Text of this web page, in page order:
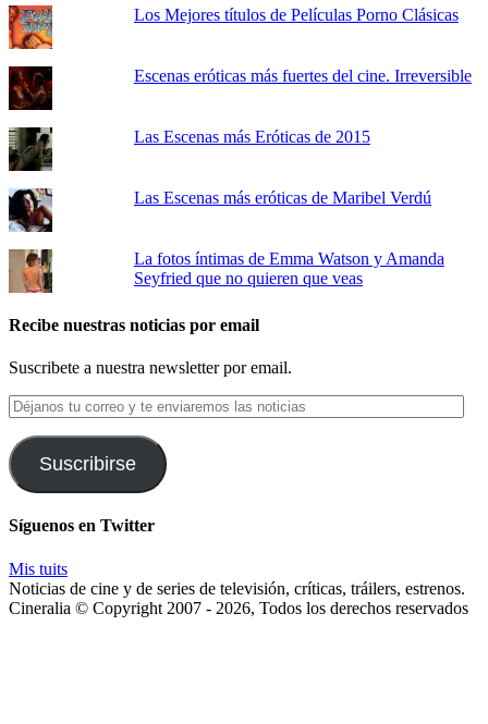
Los Mejores títulos de Películas Porno Clásicas
Escenas eróticas más fuertes del cine. Irreversible
Las Escenas más Eróticas de 2015
Las Escenas más eróticas de Maribel Verdú
La fotos íntimas de Emma Watson y Amanda
Seyfried que no quieren que veas
Recibe nuestras noticias por email
Suscribete a nuestra newsletter por email.
Déjanos
tu
correo
y
te
las
noticias
Suscribirse
Síguenos en Twitter
Mis tuits
Noticias de cine y de series de televisión, críticas, tráilers, estrenos.
Cineralia © Copyright 2007 - 2026, Todos los derechos reservados